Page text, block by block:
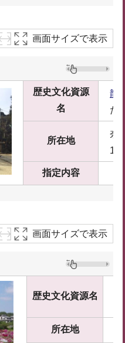
画面サイズで表示
歴史文化資源
名
龍
た
所在地
奈
1
指定内容
画面サイズで表示
歴史文化資源名
所在地